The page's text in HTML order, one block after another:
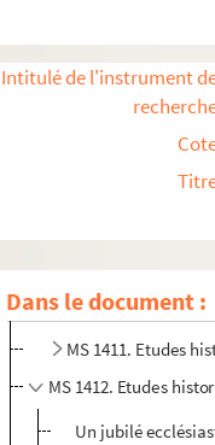
Intitulé de l'instrument
Dans le document :
MS 1402. Etudes
MS 1403. Etudes
MS 1404. Etudes
MS 1408. Etudes
MS 1409. Etudes
MS 1410. Etudes
MS 1411. Etudes
MS 1412. Etudes
Un jubilé